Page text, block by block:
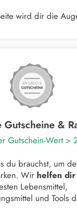
wird dir die
&
Gutschein-Wert >
du brauchst, um
Wir helfen
Lebensmittel,
und Tools